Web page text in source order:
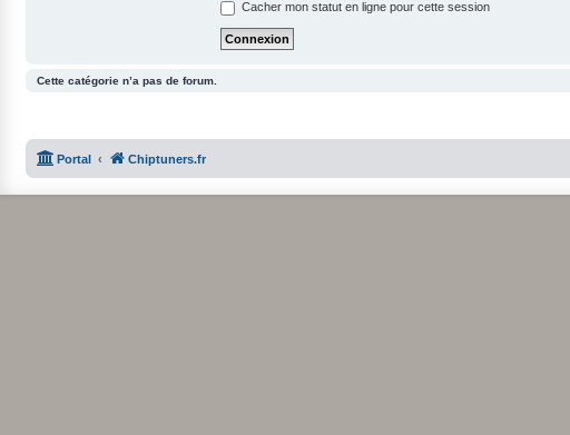
Cacher mon statut en ligne pour cette session
Cette catégorie n’a pas de forum.
Portal Chiptuners.fr